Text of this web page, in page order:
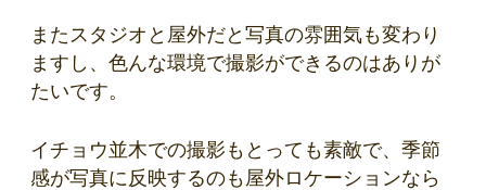
またスタジオと屋外だと写真の雰囲気も変わり
ますし、色んな環境で撮影ができるのはありが
たいです。
イチョウ並木での撮影もとっても素敵で、季節
感が写真に反映するのも屋外ロケーションなら